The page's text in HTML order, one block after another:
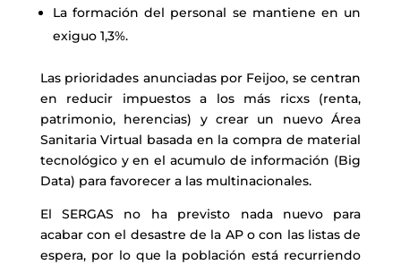
La formación del personal se mantiene en un
exiguo 1,3%.
Las prioridades anunciadas por Feijoo, se centran
en reducir impuestos a los más ricxs (renta,
patrimonio, herencias) y crear un nuevo Área
Sanitaria Virtual basada en la compra de material
tecnológico y en el acumulo de información (Big
Data) para favorecer a las multinacionales.
El SERGAS no ha previsto nada nuevo para
acabar con el desastre de la AP o con las listas de
espera, por lo que la población está recurriendo